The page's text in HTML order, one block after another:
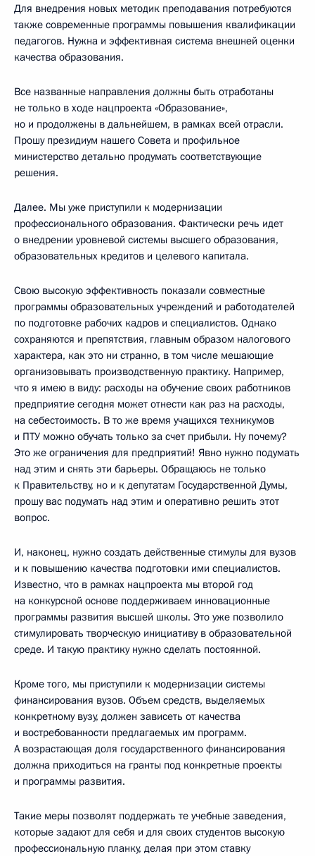
Для внедрения новых методик преподавания потребуются
также современные программы повышения квалификации
педагогов. Нужна и эффективная система внешней оценки
качества образования.
Все названные направления должны быть отработаны
не только в ходе нацпроекта «Образование»,
но и продолжены в дальнейшем, в рамках всей отрасли.
Прошу президиум нашего Совета и профильное
министерство детально продумать соответствующие
решения.
Далее. Мы уже приступили к модернизации
профессионального образования. Фактически речь идет
о внедрении уровневой системы высшего образования,
образовательных кредитов и целевого капитала.
Свою высокую эффективность показали совместные
программы образовательных учреждений и работодателей
по подготовке рабочих кадров и специалистов. Однако
сохраняются и препятствия, главным образом налогового
характера, как это ни странно, в том числе мешающие
организовывать производственную практику. Например,
что я имею в виду: расходы на обучение своих работников
предприятие сегодня может отнести как раз на расходы,
на себестоимость. В то же время учащихся техникумов
и ПТУ можно обучать только за счет прибыли. Ну почему?
Это же ограничения для предприятий! Явно нужно подумать
над этим и снять эти барьеры. Обращаюсь не только
к Правительству, но и к депутатам Государственной Думы,
прошу вас подумать над этим и оперативно решить этот
вопрос.
И, наконец, нужно создать действенные стимулы для вузов
и к повышению качества подготовки ими специалистов.
Известно, что в рамках нацпроекта мы второй год
на конкурсной основе поддерживаем инновационные
программы развития высшей школы. Это уже позволило
стимулировать творческую инициативу в образовательной
среде. И такую практику нужно сделать постоянной.
Кроме того, мы приступили к модернизации системы
финансирования вузов. Объем средств, выделяемых
конкретному вузу, должен зависеть от качества
и востребованности предлагаемых им программ.
А возрастающая доля государственного финансирования
должна приходиться на гранты под конкретные проекты
и программы развития.
Такие меры позволят поддержать те учебные заведения,
которые задают для себя и для своих студентов высокую
профессиональную планку, делая при этом ставку